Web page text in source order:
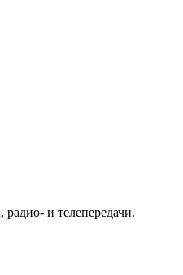
и телепередачи.